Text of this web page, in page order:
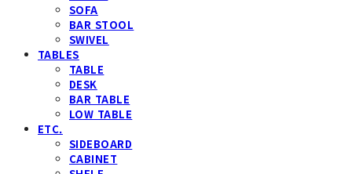
SOFA
BAR STOOL
SWIVEL
TABLES
TABLE
DESK
BAR TABLE
LOW TABLE
ETC.
SIDEBOARD
CABINET